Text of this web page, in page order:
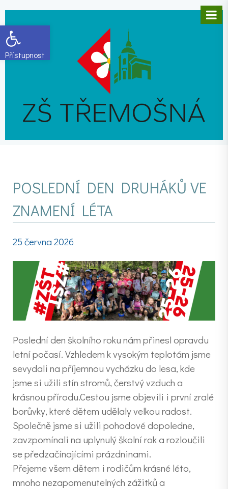
Open toolbar
POSLEDNÍ DEN DRUHÁKŮ VE
ZNAMENÍ LÉTA
25 června 2026
Poslední den školního roku nám přinesl opravdu
letní počasí. Vzhledem k vysokým teplotám jsme
sevydali na příjemnou vycházku do lesa, kde
jsme si užili stín stromů, čerstvý vzduch a
krásnou přírodu.Cestou jsme objevili i první zralé
borůvky, které dětem udělaly velkou radost.
Společně jsme si užili pohodové dopoledne,
zavzpomínali na uplynulý školní rok a rozloučili
se předzačínajícími prázdninami.
Přejeme všem dětem i rodičům krásné léto,
mnoho nezapomenutelných zážitků a